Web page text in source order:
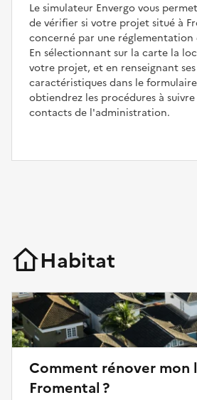
Le simulateur Envergo vous
de vérifier si votre projet situé à
concerné par une
En sélectionnant sur la carte la
votre projet, et en renseignant
caractéristiques dans le
obtiendrez les procédures à
contacts de l'administration.
Habitat
Comment rénover mon
Fromental ?